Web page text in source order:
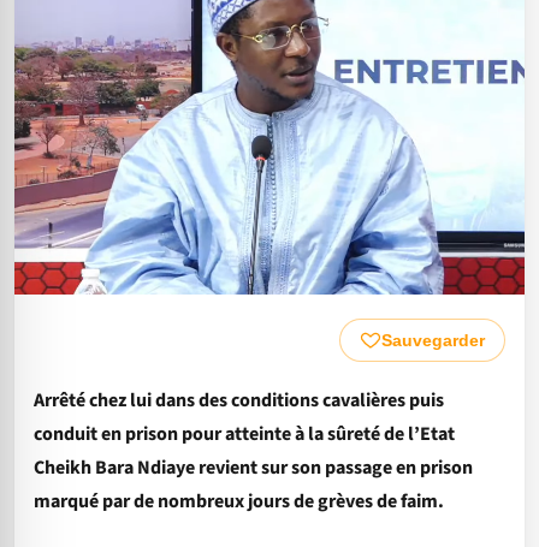
Sauvegarder
Arrêté chez lui dans des conditions cavalières puis
conduit en prison pour atteinte à la sûreté de l’Etat
Cheikh Bara Ndiaye revient sur son passage en prison
marqué par de nombreux jours de grèves de faim.